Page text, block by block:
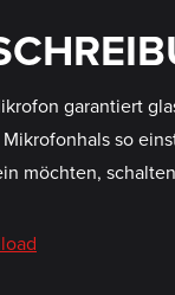
garantiert
so
möchten,